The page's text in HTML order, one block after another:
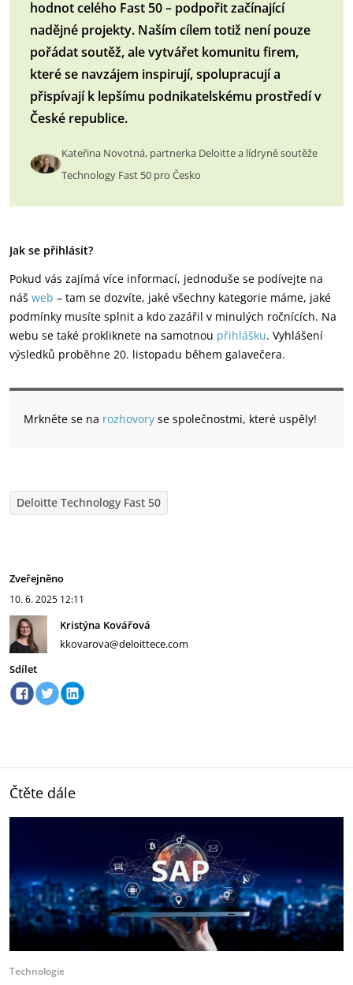
hodnot celého Fast 50 – podpořit začínající
nadějné projekty. Naším cílem totiž není pouze
pořádat soutěž, ale vytvářet komunitu firem,
které se navzájem inspirují, spolupracují a
přispívají k lepšímu podnikatelskému prostředí v
České republice.
Kateřina Novotná, partnerka Deloitte a lídryně soutěže
Technology Fast 50 pro Česko
Jak se přihlásit?
Pokud vás zajímá více informací, jednoduše se podívejte na
náš web – tam se dozvíte, jaké všechny kategorie máme, jaké
podmínky musíte splnit a kdo zazářil v minulých ročnících. Na
webu se také prokliknete na samotnou přihlášku. Vyhlášení
výsledků proběhne 20. listopadu během galavečera.
Mrkněte se na rozhovory se společnostmi, které uspěly!
Deloitte Technology Fast 50
Zveřejněno
10. 6. 2025 12:11
Kristýna Kovářová
kkovarova@deloittece.com
Sdílet
Čtěte dále
Technologie